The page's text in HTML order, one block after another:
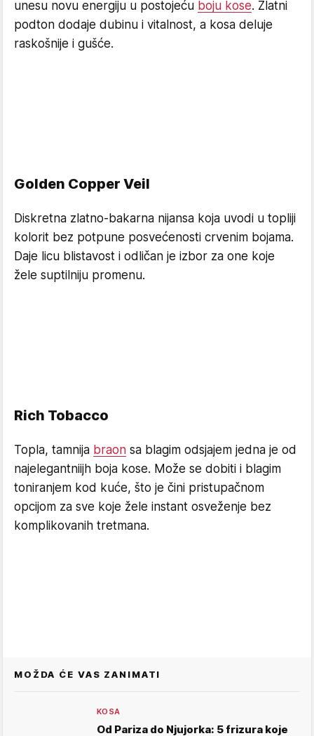
unesu novu energiju u postojeću boju kose. Zlatni
podton dodaje dubinu i vitalnost, a kosa deluje
raskošnije i gušće.
Golden Copper Veil
Diskretna zlatno-bakarna nijansa koja uvodi u topliji
kolorit bez potpune posvećenosti crvenim bojama.
Daje licu blistavost i odličan je izbor za one koje
žele suptilniju promenu.
Rich Tobacco
Topla, tamnija braon sa blagim odsjajem jedna je od
najelegantniijh boja kose. Može se dobiti i blagim
toniranjem kod kuće, što je čini pristupačnom
opcijom za sve koje žele instant osveženje bez
komplikovanih tretmana.
MOŽDA ĆE VAS ZANIMATI
KOSA
Od Pariza do Njujorka: 5 frizura koje